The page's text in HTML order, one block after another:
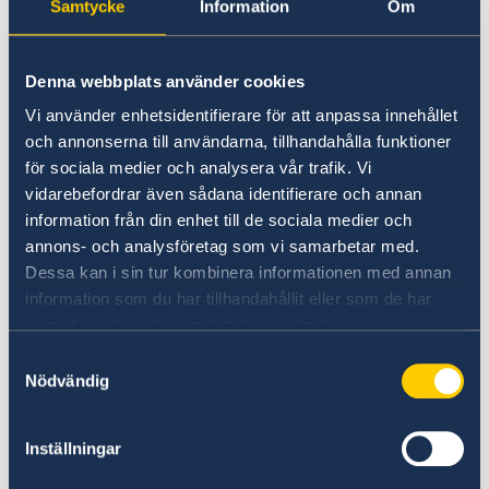
Samtycke Information Om
Denna webbplats använder cookies
Vi använder enhetsidentifierare för att anpassa innehållet
och annonserna till användarna, tillhandahålla funktioner
för sociala medier och analysera vår trafik. Vi
vidarebefordrar även sådana identifierare och annan
information från din enhet till de sociala medier och
annons- och analysföretag som vi samarbetar med.
Dessa kan i sin tur kombinera informationen med annan
information som du har tillhandahållit eller som de har
Nödvändig
Inställningar
familjemedlems pass eller nationellt ID-kort
vanligtvis en tid för att lämna in ansökan inom
några arbetsdagar.
Besök ambassaden
Varje familjemedlem som inte är EU-
medborgare, även barn, behöver lämna in en
egen ansökan. Alla familjemedlemmar till en
EU-medborgare måste lämna in följande
dokument vid besöket på ambassaden.
1.Ansökningsblankett
2.Ditt pass eller resedokument
. Passet måste